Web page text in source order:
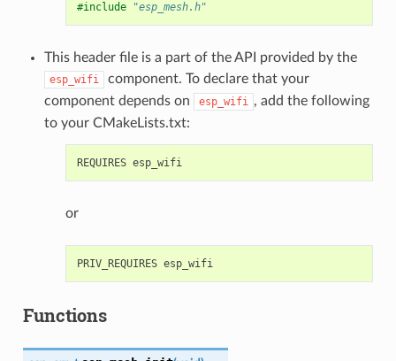
#include "esp_mesh.h"
This header file is a part of the API provided by the
esp_wifi
component. To declare that your
component depends on
esp_wifi , add the following
to your CMakeLists.txt:
REQUIRES esp_wifi
or
PRIV_REQUIRES esp_wifi
Functions